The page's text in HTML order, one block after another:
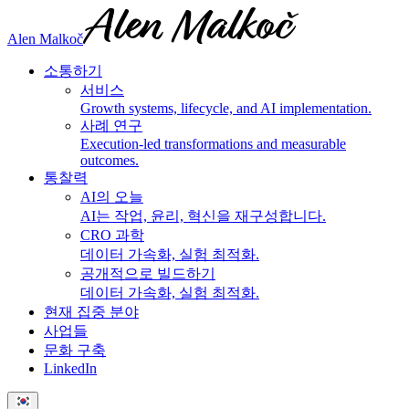
Alen Malkoč
소통하기
서비스
Growth systems, lifecycle, and AI implementation.
사례 연구
Execution-led transformations and measurable
outcomes.
통찰력
AI의 오늘
AI는 작업, 윤리, 혁신을 재구성합니다.
CRO 과학
데이터 가속화, 실험 최적화.
공개적으로 빌드하기
데이터 가속화, 실험 최적화.
현재 집중 분야
사업들
문화 구축
LinkedIn